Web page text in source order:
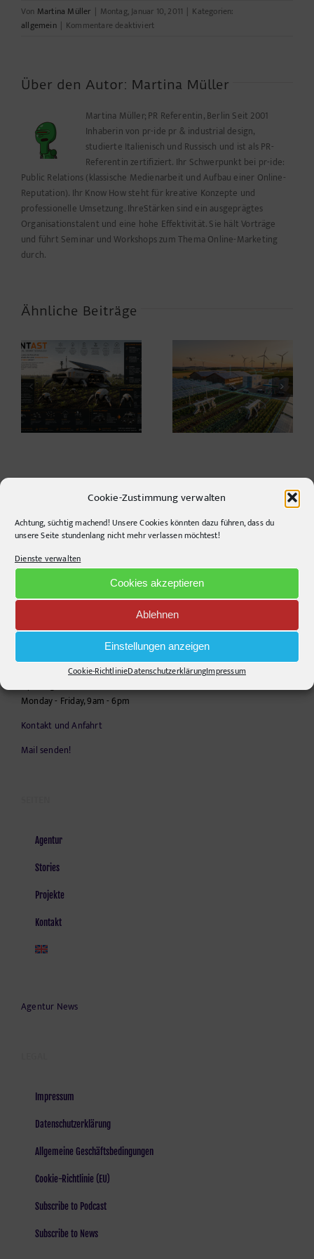
Cookie-Zustimmung verwalten
Achtung, süchtig machend! Unsere Cookies könnten dazu führen, dass du
unsere Seite stundenlang nicht mehr verlassen möchtest!
Dienste verwalten
Cookies akzeptieren
Ablehnen
Einstellungen anzeigen
Cookie-RichtlinieDatenschutzerklärungImpressum
Von Martina Müller | Montag, Januar 10, 2011 | Kategorien:
allgemein | Kommentare deaktiviertfür
Über den Autor: Martina Müller
Martina Müller; PR Referentin, Berlin Seit 2001
Inhaberin von pr-ide pr & industrial design,
studierte Italienisch und Russisch und ist als PR-
Referentin zertifiziert. Ihr Schwerpunkt bei pr-ide:
Public Relations (klassische Medienarbeit und Aufbau einer Online-
Reputation). Ihr Know How steht für kreative Konzepte und
professionelle Umsetzung. IhreStärken sind ein ausgeprägtes
Organisationstalent und eine hohe Effektivität. Sie hält Vorträge
und führt Seminar und Workshops zum Thema Online-Marketing
durch.
Ähnliche Beiträge
Warum die
Energiewende auf
dem Acker nicht im
Motorraum beginnt
Agrarwelt 2035 –
Landwirtschaft nach
dem Wendepunkt*
+49306860203
E-Mail:info@pr-ide.de
Monday - Friday, 9am - 6pm
Kontakt und Anfahrt
Mail senden!
Agentur
Stories
Projekte
Kontakt
Agentur News
Impressum
Datenschutzerklärung
Allgemeine Geschäftsbedingungen
Cookie-Richtlinie (EU)
Subscribe to Podcast
Subscribe to News